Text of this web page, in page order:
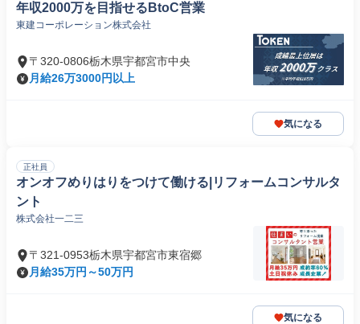
年収2000万を目指せるBtoC営業
東建コーポレーション株式会社
〒320-0806栃木県宇都宮市中央
月給26万3000円以上
気になる
正社員
オンオフめりはりをつけて働ける|リフォームコンサルタ
ント
株式会社一二三
〒321-0953栃木県宇都宮市東宿郷
月給35万円～50万円
気になる